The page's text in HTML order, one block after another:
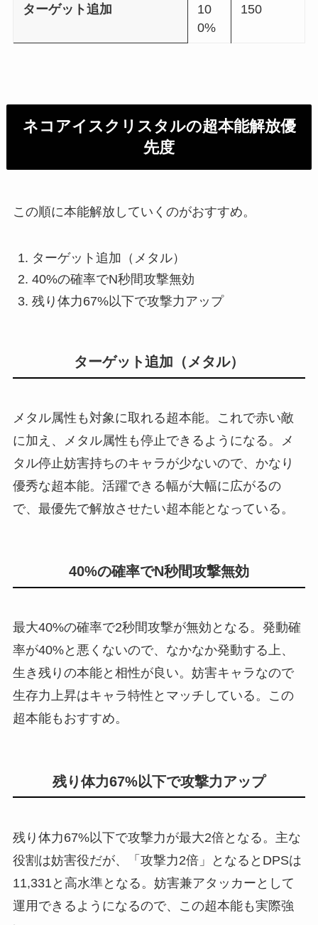
ターゲット追加
10
0%
150
ネコアイスクリスタルの超本能解放優
先度
この順に本能解放していくのがおすすめ。
ターゲット追加（メタル）
40%の確率でN秒間攻撃無効
残り体力67%以下で攻撃力アップ
ターゲット追加（メタル）
メタル属性も対象に取れる超本能。これで赤い敵
に加え、メタル属性も停止できるようになる。メ
タル停止妨害持ちのキャラが少ないので、かなり
優秀な超本能。活躍できる幅が大幅に広がるの
で、最優先で解放させたい超本能となっている。
40%の確率でN秒間攻撃無効
最大40%の確率で2秒間攻撃が無効となる。発動確
率が40%と悪くないので、なかなか発動する上、
生き残りの本能と相性が良い。妨害キャラなので
生存力上昇はキャラ特性とマッチしている。この
超本能もおすすめ。
残り体力67%以下で攻撃力アップ
残り体力67%以下で攻撃力が最大2倍となる。主な
役割は妨害役だが、「攻撃力2倍」となるとDPSは
11,331と高水準となる。妨害兼アタッカーとして
運用できるようになるので、この超本能も実際強